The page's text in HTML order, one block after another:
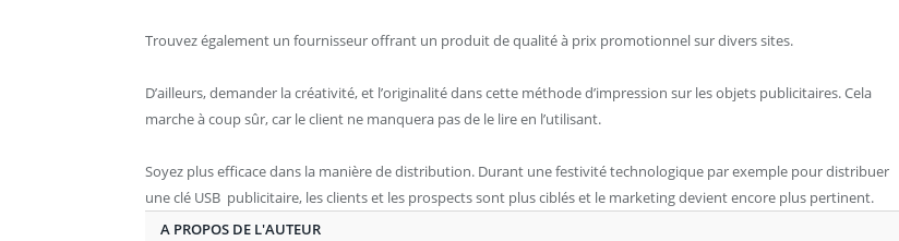
Trouvez également un fournisseur offrant un produit de qualité à prix promotionnel sur divers sites.
D’ailleurs, demander la créativité, et l’originalité dans cette méthode d’impression sur les objets publicitaires. Cela
marche à coup sûr, car le client ne manquera pas de le lire en l’utilisant.
Soyez plus efficace dans la manière de distribution. Durant une festivité technologique par exemple pour distribuer
une clé USB publicitaire, les clients et les prospects sont plus ciblés et le marketing devient encore plus pertinent.
A PROPOS DE L'AUTEUR